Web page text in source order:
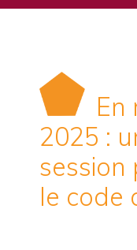
En
2025 :
le code